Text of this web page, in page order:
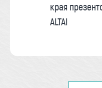
края
ALTAI